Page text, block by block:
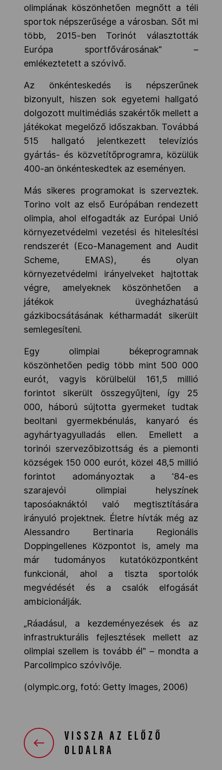
olimpiának köszönhetően megnőtt a téli
sportok népszerűsége a városban. Sőt mi
több, 2015-ben Torinót választották
Európa sportfővárosának" –
emlékeztetett a szóvivő.
Az önkénteskedés is népszerűnek
bizonyult, hiszen sok egyetemi hallgató
dolgozott multimédiás szakértők mellett a
játékokat megelőző időszakban. Továbbá
515 hallgató jelentkezett televíziós
gyártás- és közvetítőprogramra, közülük
400-an önkénteskedtek az eseményen.
Más sikeres programokat is szerveztek.
Torino volt az első Európában rendezett
olimpia, ahol elfogadták az Európai Unió
környezetvédelmi vezetési és hitelesítési
rendszerét (Eco-Management and Audit
Scheme, EMAS), és olyan
környezetvédelmi irányelveket hajtottak
végre, amelyeknek köszönhetően a
játékok üvegházhatású
gázkibocsátásának kétharmadát sikerült
semlegesíteni.
Egy olimpiai békeprogramnak
köszönhetően pedig több mint 500 000
eurót, vagyis körülbelül 161,5 millió
forintot sikerült összegyűjteni, így 25
000, háború sújtotta gyermeket tudtak
beoltani gyermekbénulás, kanyaró és
agyhártyagyulladás ellen. Emellett a
torinói szervezőbizottság és a piemonti
községek 150 000 eurót, közel 48,5 millió
forintot adományoztak a '84-es
szarajevói olimpiai helyszínek
taposóaknáktól való megtisztítására
irányuló projektnek. Életre hívták még az
Alessandro Bertinaria Regionális
Doppingellenes Központot is, amely ma
már tudományos kutatóközpontként
funkcionál, ahol a tiszta sportolók
megvédését és a csalók elfogását
ambicionálják.
„Ráadásul, a kezdeményezések és az
infrastrukturális fejlesztések mellett az
olimpiai szellem is tovább él" – mondta a
Parcolimpico szóvivője.
(olympic.org, fotó: Getty Images, 2006)
VISSZA AZ ELŐZŐ
OLDALRA